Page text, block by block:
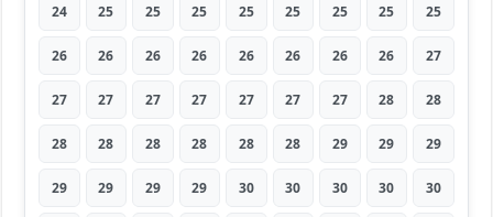
24 25 25 25 25 25 25 25 25
26 26 26 26 26 26 26 26 27
27 27 27 27 27 27 27 28 28
28 28 28 28 28 28 29 29 29
29 29 29 29 30 30 30 30 30